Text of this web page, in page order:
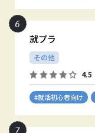
就プラ
その他
4.5
#就活初心者向け